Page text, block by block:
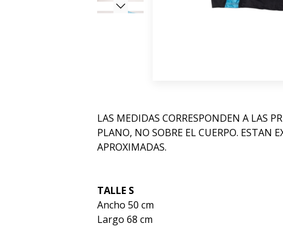
LAS MEDIDAS CORRESPONDEN A LAS
PLANO, NO SOBRE EL CUERPO. ESTAN
APROXIMADAS.
TALLE S
Ancho 50 cm
Largo 68 cm